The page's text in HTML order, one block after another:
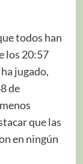
todos han
los 20:57
jugado,
de
que las
en ningún